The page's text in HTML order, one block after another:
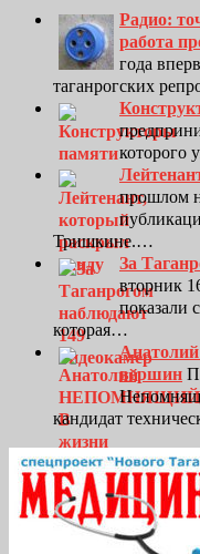
Радио:
работа
года
таганрогских
которого
прошлом
Тришкине.…
За
вторник
показали
которая…
вершин
кандидат